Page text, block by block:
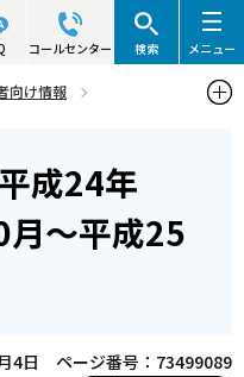
コールセンター 検索 メニュー
向け情報
～平成25年3月）
成24年
～平成25
4日
ページ番号：73499089